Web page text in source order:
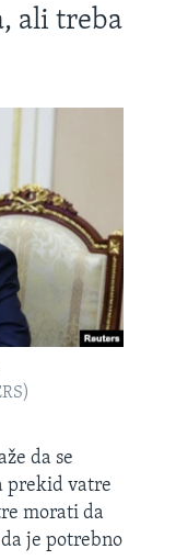
ali treba
da se
prekid vatre
morati da
je potrebno